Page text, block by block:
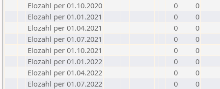
Elozahl per 01.10.2020
0
0
Elozahl per 01.01.2021
0
0
Elozahl per 01.04.2021
0
0
Elozahl per 01.07.2021
0
0
Elozahl per 01.10.2021
0
0
Elozahl per 01.01.2022
0
0
Elozahl per 01.04.2022
0
0
Elozahl per 01.07.2022
0
0